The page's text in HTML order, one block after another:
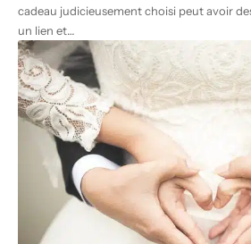
cadeau judicieusement choisi peut avoir
un lien et…